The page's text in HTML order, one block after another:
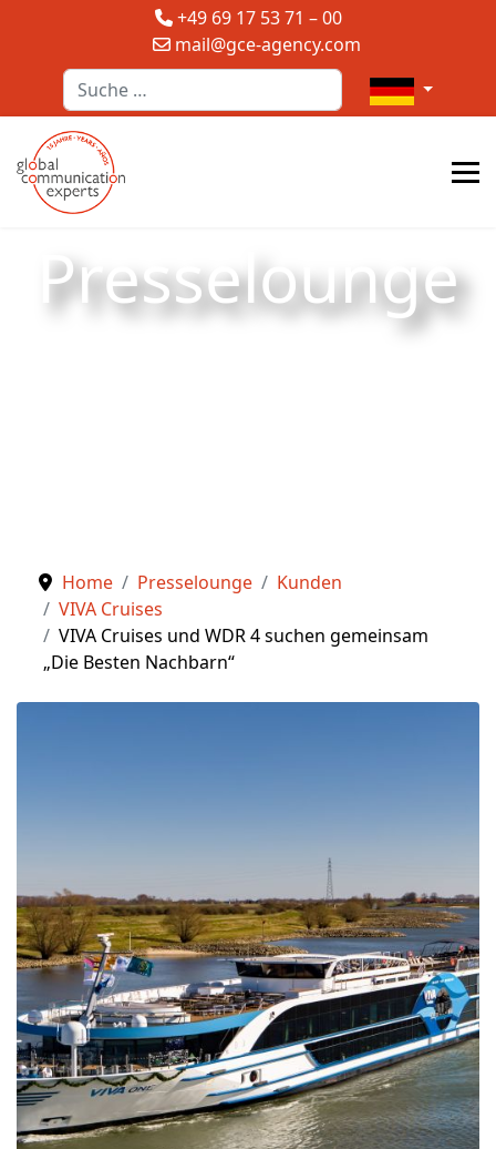
+49 69 17 53 71 – 00
mail@gce-agency.com
Suchen
Sprache
Presselounge
Home Presselounge
Kunden
VIVA Cruises
VIVA Cruises und WDR 4 suchen gemeinsam
„Die Besten Nachbarn“